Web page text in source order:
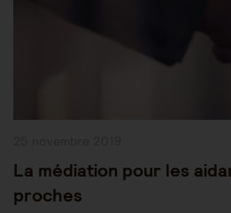
La médiation pour les
proches